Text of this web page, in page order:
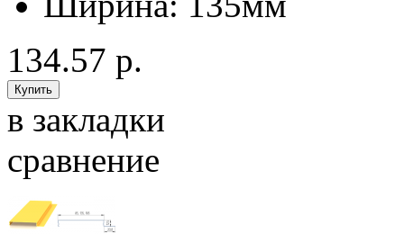
134.57 р.
в закладки
сравнение